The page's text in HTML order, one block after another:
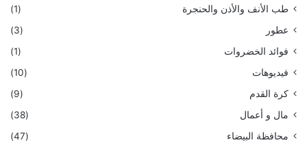
طب الأنف والأذن والحنجرة
(1)
عطور
(3)
فوائد الخضروات
(1)
فيديوهات
(10)
كرة القدم
(9)
مال و أعمال
(38)
محافظة البيضاء
(47)